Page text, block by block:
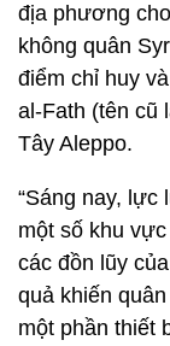
địa phương
không quân
điểm chỉ huy
al-Fath (tên cũ
Tây Aleppo.
“Sáng nay, lực
một số khu
các đồn lũy
quả khiến
một phần thiết